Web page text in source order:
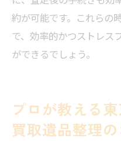
約が可能です。これらの
で、効率的かつストレス
ができるでしょう。
プロが教える
買取遺品整理の